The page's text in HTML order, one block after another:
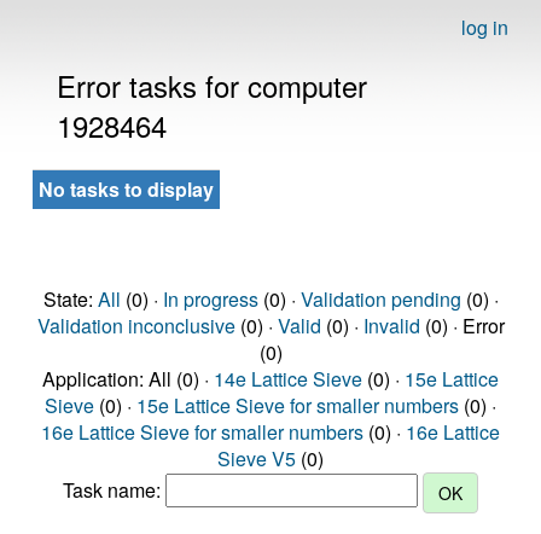
log in
Error tasks for computer
1928464
No tasks to display
State: All (0) · In progress(0) · Validation pending (0) ·
Validation inconclusive(0) · Valid (0) · Invalid (0) · Error
(0)
Application: All (0) · 14e Lattice Sieve (0) · 15e Lattice
Sieve (0) · 15e Lattice Sieve for smaller numbers (0) ·
16e Lattice Sieve for smaller numbers (0) · 16e Lattice
Sieve V5 (0)
Task name: